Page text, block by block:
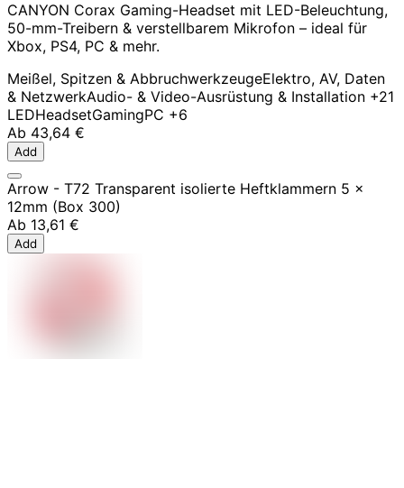
CANYON Corax Gaming-Headset mit LED-Beleuchtung,
50-mm-Treibern & verstellbarem Mikrofon – ideal für
Xbox, PS4, PC & mehr.
Meißel, Spitzen & AbbruchwerkzeugeElektro, AV, Daten
& NetzwerkAudio- & Video-Ausrüstung & Installation +21
LEDHeadsetGamingPC +6
Ab 43,64 €
Add
Arrow - T72 Transparent isolierte Heftklammern 5 x
12mm (Box 300)
Ab 13,61 €
Add